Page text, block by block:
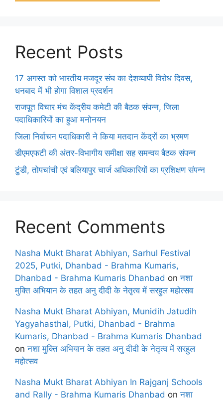
Recent Posts
17 अगस्त को भारतीय मजदूर संघ का देशव्यापी विरोध दिवस,
धनबाद में भी होगा विशाल प्रदर्शन
राजपूत विचार मंच केंद्रीय कमेटी की बैठक संपन्न, जिला
पदाधिकारियों का हुआ मनोनयन
जिला निर्वाचन पदाधिकारी ने किया मतदान केंद्रों का भ्रमण
डीएमएफटी की अंतर-विभागीय समीक्षा सह समन्वय बैठक संपन्न
टुंडी, तोपचांची एवं बलियापुर चार्ज अधिकारियों का प्रशिक्षण संपन्न
Recent Comments
Nasha Mukt Bharat Abhiyan, Sarhul Festival
2025, Putki, Dhanbad - Brahma Kumaris,
Dhanbad - Brahma Kumaris Dhanbad onनशा
मुक्ति अभियान के तहत अनु दीदी के नेतृत्व में सरहुल महोत्सव
Nasha Mukt Bharat Abhiyan, Munidih Jatudih
Yagyahasthal, Putki, Dhanbad - Brahma
Kumaris, Dhanbad - Brahma Kumaris Dhanbad
onनशा मुक्ति अभियान के तहत अनु दीदी के नेतृत्व में सरहुल
महोत्सव
Nasha Mukt Bharat Abhiyan In Rajganj Schools
and Rally - Brahma Kumaris Dhanbad onनशा